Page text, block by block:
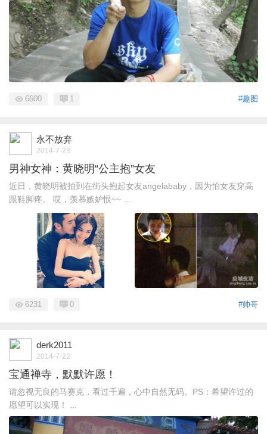
#趣图
6600 1
永不放弃
2014-7-23
男神女神：黄晓明“公主抱”女友
近日，黄晓明被拍到在街头抱起女友angelababy，因为怕女友穿高
跟鞋脚疼。 哎，羡慕嫉妒恨~~ ...
#帅哥
6231 0
derk2011
2014-7-22
宝通禅寺，默默许愿！
请忽视无良的马赛克，看过千遍，心中自然无码。PS：希望许过的
愿望可以实现！ ...